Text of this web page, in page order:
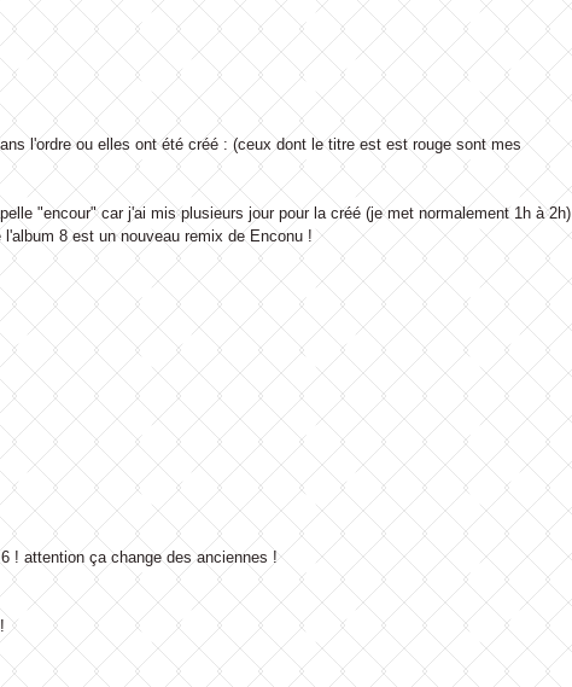
l'ordre ou elles ont été créé : (ceux dont le titre est est rouge sont mes
"encour" car j'ai mis plusieurs jour pour la créé (je met normalement 1h à 2h)
8 est un nouveau remix de Enconu !
! attention ça change des anciennes !